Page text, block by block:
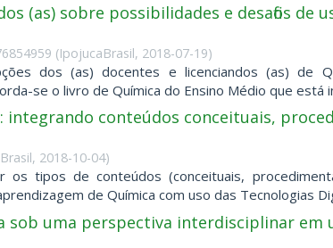
(as) sobre possibilidades e desafios de
(IpojucaBrasil, 2018-07-19)
dos (as) docentes e licenciandos (as) de
se o livro de Química do Ensino Médio que está
integrando conteúdos conceituais,
, 2018-10-04)
tipos de conteúdos (conceituais,
de Química com uso das Tecnologias
uma perspectiva interdisciplinar em